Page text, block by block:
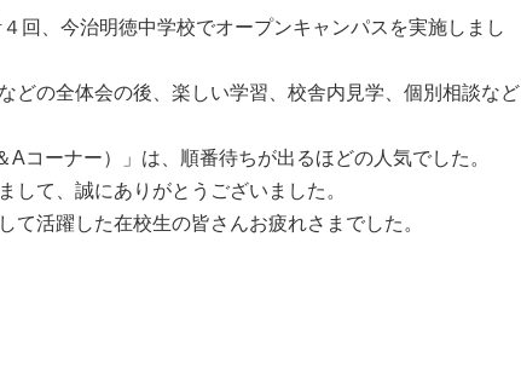
回、今治明徳中学校でオープンキャンパスを実施しまし
どの全体会の後、楽しい学習、校舎内見学、個別相談など
コーナー）」は、順番待ちが出るほどの人気でした。
して、誠にありがとうございました。
て活躍した在校生の皆さんお疲れさまでした。